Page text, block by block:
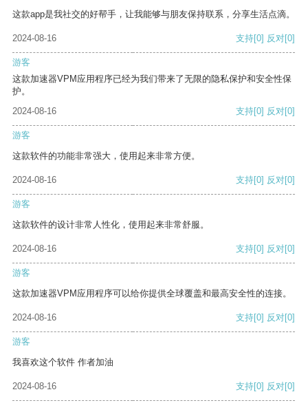
这款app是我社交的好帮手，让我能够与朋友保持联系，分享生活点滴。
2024-08-16 支持[0] 反对[0]
游客
这款加速器VPM应用程序已经为我们带来了无限的隐私保护和安全性保
护。
2024-08-16
支持[0] 反对[0]
游客
这款软件的功能非常强大，使用起来非常方便。
2024-08-16 支持[0] 反对[0]
游客
这款软件的设计非常人性化，使用起来非常舒服。
2024-08-16 支持[0] 反对[0]
游客
这款加速器VPM应用程序可以给你提供全球覆盖和最高安全性的连接。
2024-08-16 支持[0] 反对[0]
游客
我喜欢这个软件 作者加油
2024-08-16 支持[0] 反对[0]